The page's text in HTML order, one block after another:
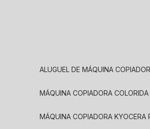
ALUGUEL DE MÁQUINA
MÁQUINA COPIADORA
MÁQUINA COPIADORA KYOCERA